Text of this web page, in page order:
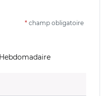
* champ obligatoire
Hebdomadaire
obligatoire)